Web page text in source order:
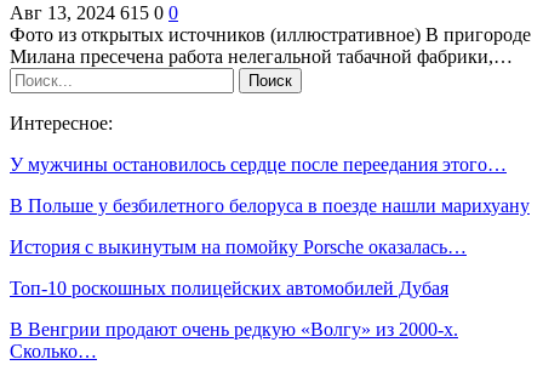
Авг 13, 2024 615 0 0
Фото из открытых источников (иллюстративное) В пригороде
Милана пресечена работа нелегальной табачной фабрики,…
Интересное:
У мужчины остановилось сердце после переедания этого…
В Польше у безбилетного белоруса в поезде нашли марихуану
История с выкинутым на помойку Porsche оказалась…
Топ-10 роскошных полицейских автомобилей Дубая
В Венгрии продают очень редкую «Волгу» из 2000-х.
Сколько…